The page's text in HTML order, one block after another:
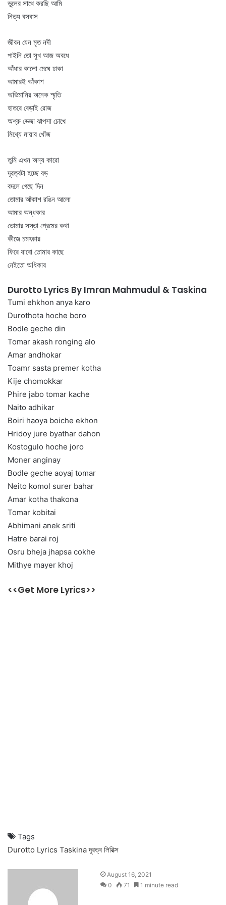
ভুলের সাথে করছি আমি
নিত্য বসবাস
জীবন যেন মৃত নদী
পাইনি তো সুখ আজ অবধে
আঁধার কালো মেঘে ঢাকা
আমারই আঁকাশ
অভিমানির অনেক স্মৃতি
হাতরে বেড়াই রোজ
অশ্রু ভেজা ঝাপসা চোখে
মিথ্যে মায়ার খোঁজ
তুমি এখন অন্য কারো
দূরত্বটা হচ্ছে বড়
বদলে গেছে দিন
তোমার আঁকাশ রঙিন আলো
আমার অন্ধকার
তোমার সস্তা প্রেমের কথা
কীজে চমৎকার
ফিরে যাবো তোমার কাছে
নেইতো অধিকার
Durotto Lyrics By Imran Mahmudul & Taskina
Tumi ehkhon anya karo
Durothota hoche boro
Bodle geche din
Tomar akash ronging alo
Amar andhokar
Toamr sasta premer kotha
Kije chomokkar
Phire jabo tomar kache
Naito adhikar
Boiri haoya boiche ekhon
Hridoy jure byathar dahon
Kostogulo hoche joro
Moner anginay
Bodle geche aoyaj tomar
Neito komol surer bahar
Amar kotha thakona
Tomar kobitai
Abhimani anek sriti
Hatre barai roj
Osru bheja jhapsa cokhe
Mithye mayer khoj
<<Get More Lyrics>>
Tags
Durotto Lyrics Taskina দূরত্ব লিরিক্স
August 16, 2021
0
71 1 minute read